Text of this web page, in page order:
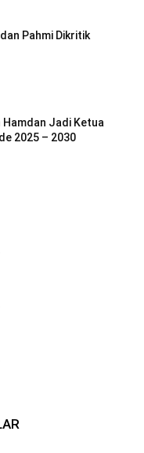
Pahmi Dikritik
Hamdan Jadi Ketua
2025 – 2030